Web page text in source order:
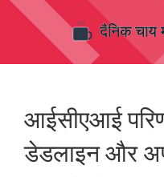
आईसीएआई
डेडलाइन और